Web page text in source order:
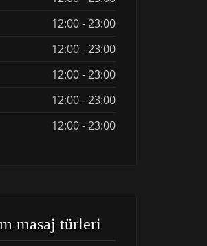
12:00 - 23:00
12:00 - 23:00
12:00 - 23:00
12:00 - 23:00
12:00 - 23:00
masaj türleri